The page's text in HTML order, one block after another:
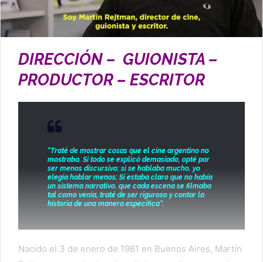
DIRECCIÓN – GUIONISTA –
PRODUCTOR – ESCRITOR
“Traté de mostrar cosas que el cine argentino no
mostraba. Si todo se explicó demasiado, opté por
ser menos discursivo; si se hablaba mucho, yo
elegía hablar menos; Si estaba claro que no había
un sistema narrativo, que cada escena se filmaba
tal como venía, traté de ser riguroso y contar la
historia de una manera específica”.
Nacido el 3 de enero de 1961 en Buenos Aires, Martín